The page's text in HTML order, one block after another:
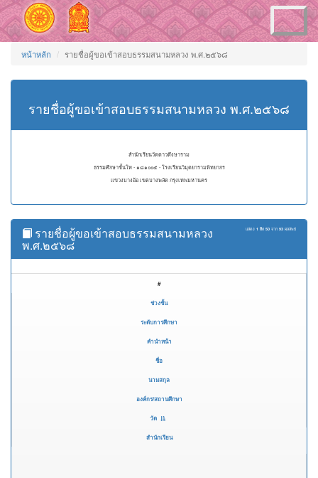
Toggle
navigation
หน้าหลัก รายชื่อผู้ขอเข้าสอบธรรมสนามหลวง พ.ศ.๒๕๖๘
รายชื่อผู้ขอเข้าสอบธรรมสนามหลวง พ.ศ.๒๕๖๘
สำนักเรียนวัดดาวดึงษาราม
ธรรมศึกษาชั้นโท - ๑๘๑๐๐๕ - โรงเรียนวิมุตยารามพิทยากร
แขวงบางอ้อ เขตบางพลัด กรุงเทพมหานคร
แสดง 1 ถึง 50 จาก 93 ผลลัพธ์
รายชื่อผู้ขอเข้าสอบธรรมสนามหลวง
พ.ศ.๒๕๖๘
#
ช่วงชั้น
ระดับการศึกษา
คำนำหน้า
ชื่อ
นามสกุล
องค์กร/สถานศึกษา
วัด
สำนักเรียน